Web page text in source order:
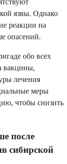
язвы. Однако
реакции на
опасений.
обо всех
вакцины,
лечения
меры
чтобы снизить
после
сибирской